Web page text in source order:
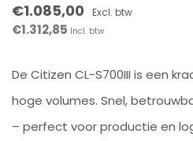
€1.085,00 Excl. btw
€1.312,85 Incl. btw
De Citizen CL-S700III is een
hoge volumes. Snel,
– perfect voor productie en